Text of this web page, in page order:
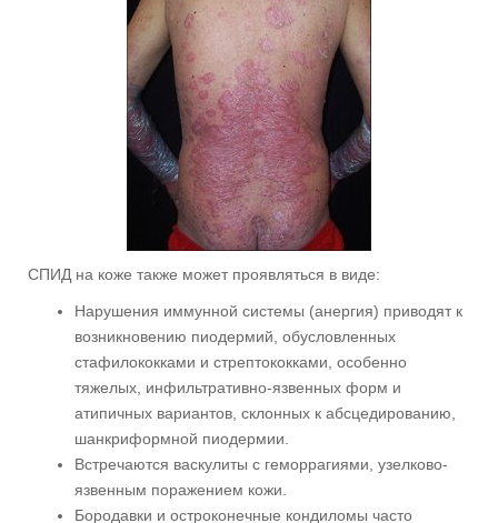
СПИД на коже также может проявляться в виде:
Нарушения иммунной системы (анергия) приводят к
возникновению пиодермий, обусловленных
стафилококками и стрептококками, особенно
тяжелых, инфильтративно-язвенных форм и
атипичных вариантов, склонных к абсцедированию,
шанкриформной пиодермии.
Встречаются васкулиты с геморрагиями, узелково-
язвенным поражением кожи.
Бородавки и остроконечные кондиломы часто